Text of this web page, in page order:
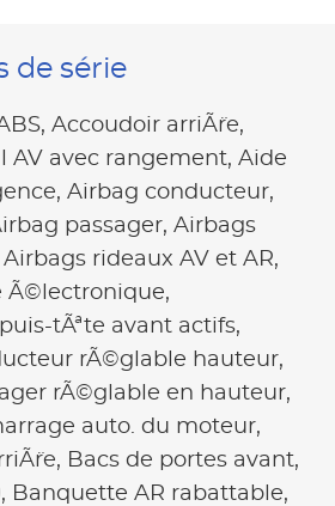
de série
Accoudoir arriÃ¨re,
AV avec rangement, Aide
Airbag conducteur,
passager, Airbags
Airbags rideaux AV et AR,
tÃªte avant actifs,
rÃ©glable hauteur,
rÃ©glable en hauteur,
auto. du moteur,
Bacs de portes avant,
Banquette AR rabattable,